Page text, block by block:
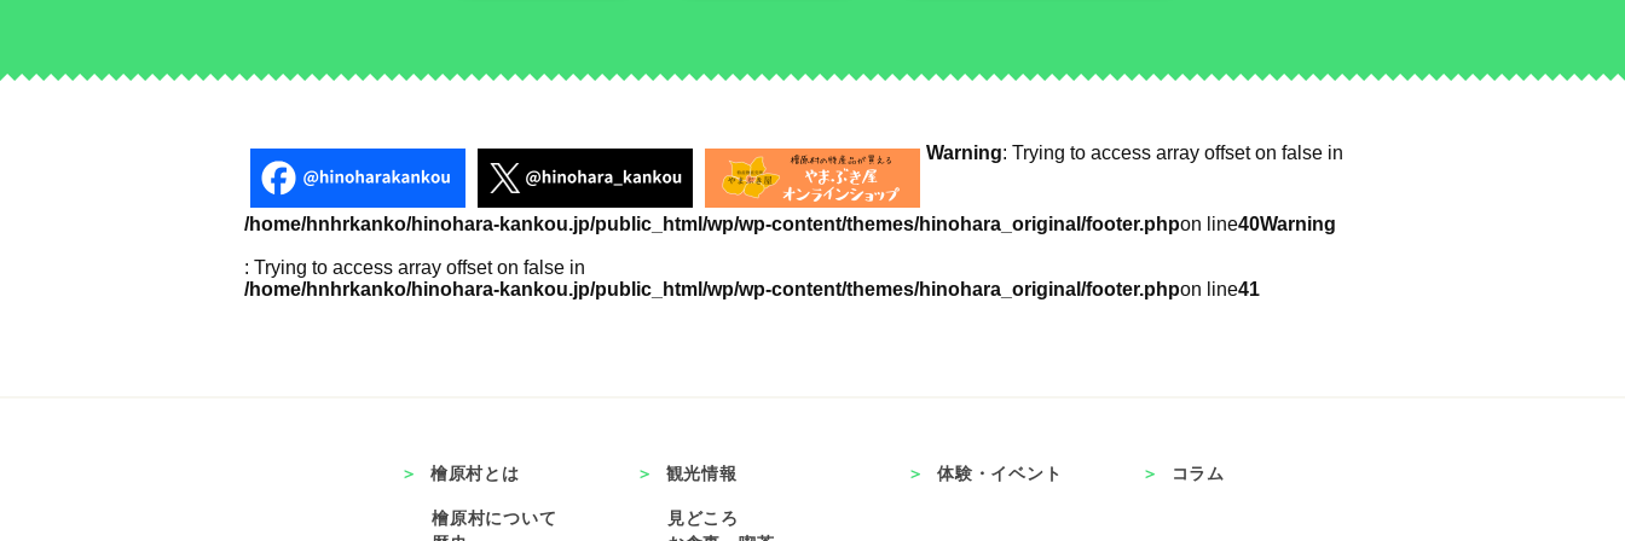
Warning: Trying to access array offset on false in
/home/hnhrkanko/hinohara-kankou.jp/public_html/wp/wp-content/themes/hinohara_original/footer.phpon line40Warning
: Trying to access array offset on false in
/home/hnhrkanko/hinohara-kankou.jp/public_html/wp/wp-content/themes/hinohara_original/footer.phpon line41
檜原村とは
檜原村について
観光情報
見どころ
体験・イベント コラム